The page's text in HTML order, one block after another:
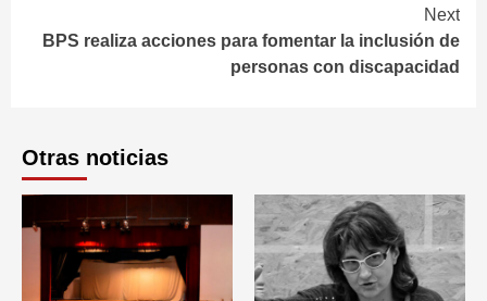
Next
BPS realiza acciones para fomentar la inclusión de
personas con discapacidad
Otras noticias